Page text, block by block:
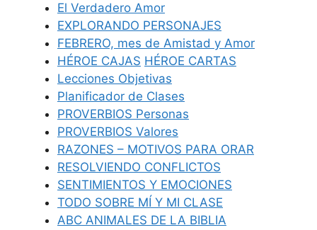
El Verdadero Amor
EXPLORANDO PERSONAJES
FEBRERO, mes de Amistad y Amor
HÉROE CAJAS HÉROE CARTAS
Lecciones Objetivas
Planificador de Clases
PROVERBIOS Personas
PROVERBIOS Valores
RAZONES – MOTIVOS PARA ORAR
RESOLVIENDO CONFLICTOS
SENTIMIENTOS Y EMOCIONES
TODO SOBRE MÍ Y MI CLASE
ABC ANIMALES DE LA BIBLIA